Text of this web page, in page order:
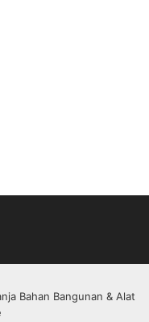
Bahan Bangunan & Alat